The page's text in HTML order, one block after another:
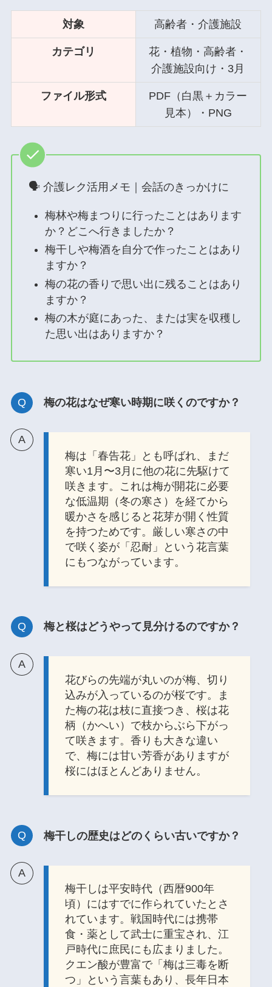
対象 高齢者・介護施設
カテゴリ
花・植物・高齢者・
介護施設向け・3月
ファイル形式
PDF（白黒＋カラー
見本）・PNG
🗣 介護レク活用メモ｜会話のきっかけに
梅林や梅まつりに行ったことはあります
か？どこへ行きましたか？
梅干しや梅酒を自分で作ったことはあり
ますか？
梅の花の香りで思い出に残ることはあり
ますか？
梅の木が庭にあった、または実を収穫し
た思い出はありますか？
梅の花はなぜ寒い時期に咲くのですか？
梅は「春告花」とも呼ばれ、まだ
寒い1月〜3月に他の花に先駆けて
咲きます。これは梅が開花に必要
な低温期（冬の寒さ）を経てから
暖かさを感じると花芽が開く性質
を持つためです。厳しい寒さの中
で咲く姿が「忍耐」という花言葉
にもつながっています。
梅と桜はどうやって見分けるのですか？
花びらの先端が丸いのが梅、切り
込みが入っているのが桜です。ま
た梅の花は枝に直接つき、桜は花
柄（かへい）で枝からぶら下がっ
て咲きます。香りも大きな違い
で、梅には甘い芳香がありますが
桜にはほとんどありません。
梅干しの歴史はどのくらい古いですか？
梅干しは平安時代（西暦900年
頃）にはすでに作られていたとさ
れています。戦国時代には携帯
食・薬として武士に重宝され、江
戸時代に庶民にも広まりました。
クエン酸が豊富で「梅は三毒を断
つ」という言葉もあり、長年日本